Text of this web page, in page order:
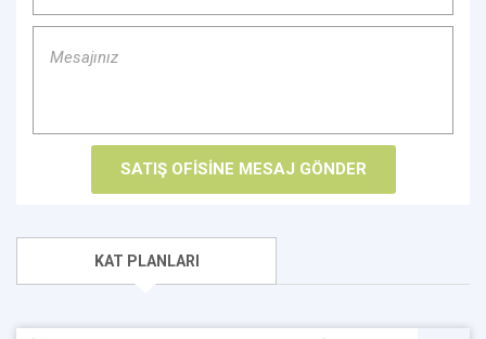
KAT PLANLARI